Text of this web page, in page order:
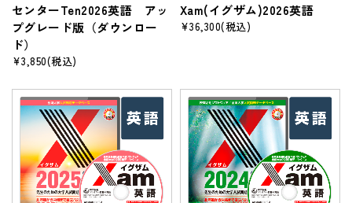
センターTen2026英語 アッ
プグレード版（ダウンロー
ド）
¥3,850(税込)
Xam(イグザム)2026英語
¥36,300(税込)